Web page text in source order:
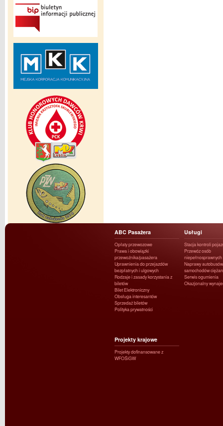
ABC Pasażera
Opłaty przewozowe
Prawa i obowiązki
przewoźnika/pasażera
Uprawnienia do przejazdów
bezpłatnych i ulgowych
Rodzaje i zasady korzystania z
biletów
Bilet Elektroniczny
Obsługa interesantów
Sprzedaż biletów
Polityka prywatności
Usługi
Stacja kontroli
Przewóz osób
niepełnosprawnych
Naprawy
samochodów
Serwis ogumienia
Okazjonalny
Projekty krajowe
Projekty dofinansowane z
WFOŚiGW